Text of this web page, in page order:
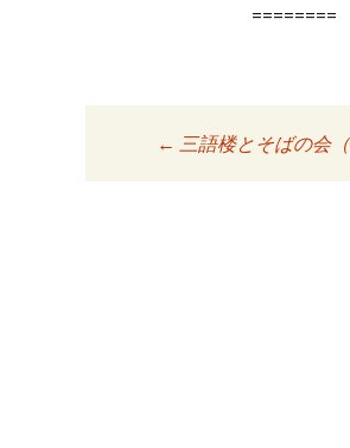
========
投稿ナビ
← 三語楼とそばの会（